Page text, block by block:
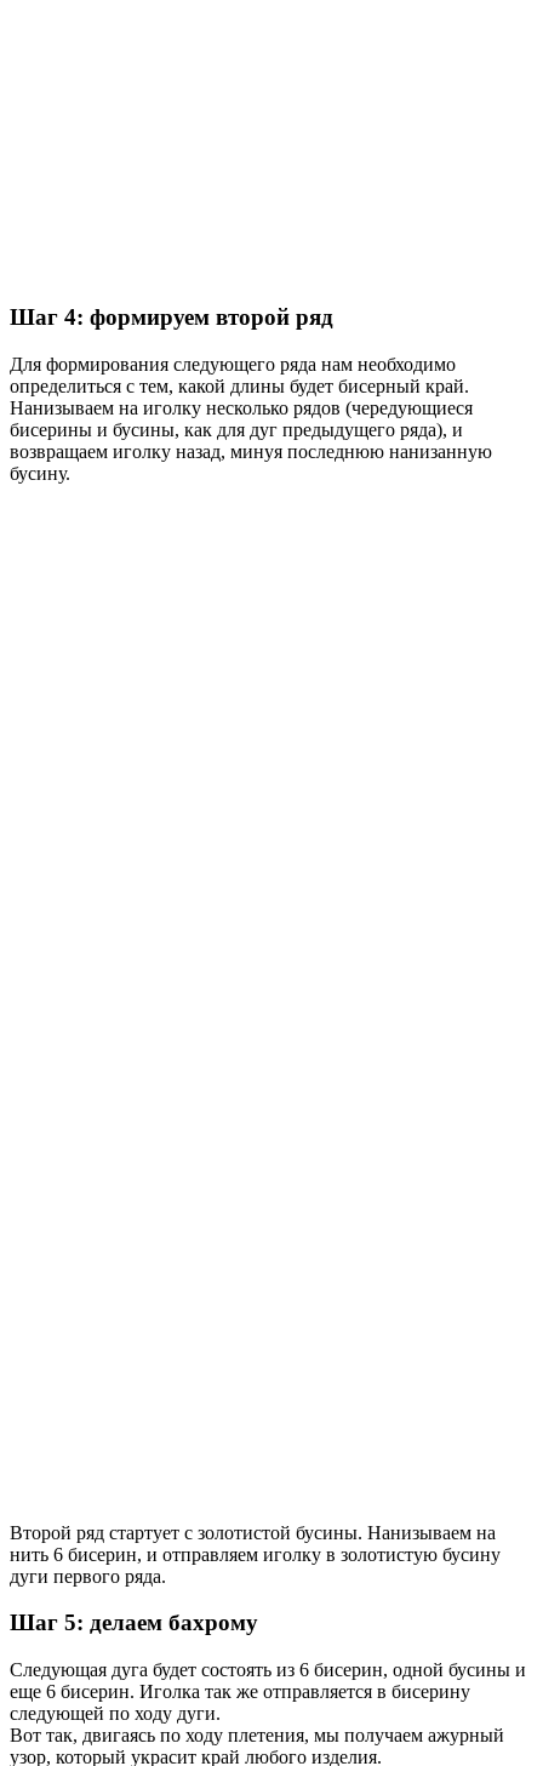
Шаг 4: формируем второй ряд
Для формирования следующего ряда нам необходимо
определиться с тем, какой длины будет бисерный край.
Нанизываем на иголку несколько рядов (чередующиеся
бисерины и бусины, как для дуг предыдущего ряда), и
возвращаем иголку назад, минуя последнюю нанизанную
бусину.
Второй ряд стартует с золотистой бусины. Нанизываем на
нить 6 бисерин, и отправляем иголку в золотистую бусину
дуги первого ряда.
Шаг 5: делаем бахрому
Следующая дуга будет состоять из 6 бисерин, одной бусины и
еще 6 бисерин. Иголка так же отправляется в бисерину
следующей по ходу дуги.
Вот так, двигаясь по ходу плетения, мы получаем ажурный
узор, который украсит край любого изделия.